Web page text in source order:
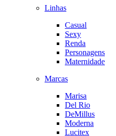
Linhas
Casual
Sexy
Renda
Personagens
Maternidade
Marcas
Marisa
Del Rio
DeMillus
Moderna
Lucitex